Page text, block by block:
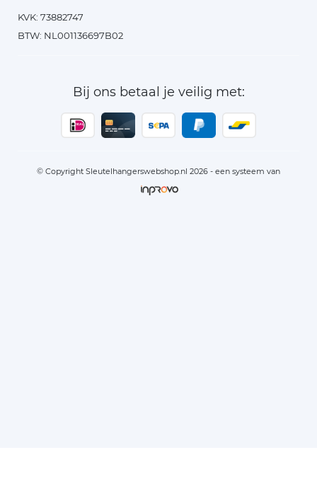
KVK: 73882747
BTW: NL001136697B02
Bij ons betaal je veilig met:
© Copyright Sleutelhangerswebshop.nl 2026 - een systeem van